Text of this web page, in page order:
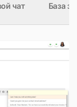
чат База